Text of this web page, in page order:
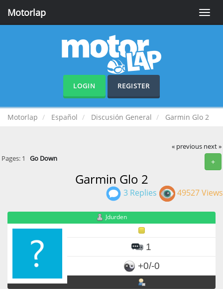
Toggle
Motorlap
LOGIN REGISTER
Motorlap Español Discusión General Garmin Glo 2
« previous next »
+
Pages: 1 Go Down
Garmin Glo 2
3 Replies 49527 Views
Jdurden
1
+0/-0